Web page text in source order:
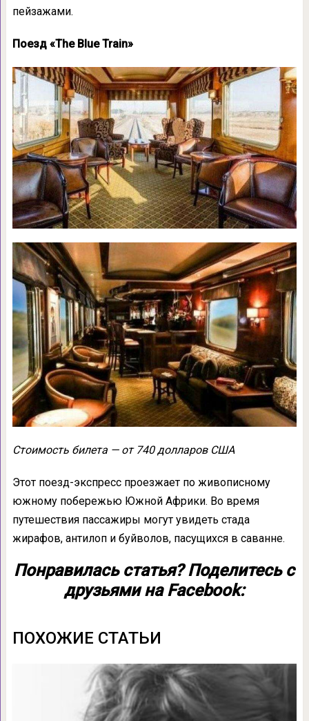
пейзажами.
Поезд «The Blue Train»
Стоимость билета — от 740 долларов США
Этот поезд-экспресс проезжает по живописному
южному побережью Южной Африки. Во время
путешествия пассажиры могут увидеть стада
жирафов, антилоп и буйволов, пасущихся в саванне.
Понравилась статья? Поделитесь с
друзьями на Facebook:
ПОХОЖИЕ СТАТЬИ